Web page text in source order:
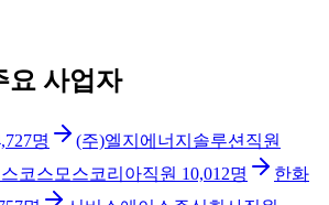
요 사업자
명 (주)엘지에너지솔루션 직원
코스모스코리아직원 10,012명
한화